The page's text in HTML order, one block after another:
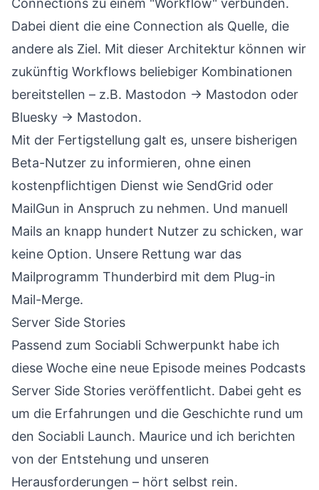
Connections zu einem "Workflow" verbunden.
Dabei dient die eine Connection als Quelle, die
andere als Ziel. Mit dieser Architektur können wir
zukünftig Workflows beliebiger Kombinationen
bereitstellen – z.B. Mastodon → Mastodon oder
Bluesky → Mastodon.
Mit der Fertigstellung galt es, unsere bisherigen
Beta-Nutzer zu informieren, ohne einen
kostenpflichtigen Dienst wie SendGrid oder
MailGun in Anspruch zu nehmen. Und manuell
Mails an knapp hundert Nutzer zu schicken, war
keine Option. Unsere Rettung war das
Mailprogramm Thunderbird mit dem Plug-in
Mail-Merge.
Server Side Stories
Passend zum Sociabli Schwerpunkt habe ich
diese Woche eine neue Episode meines Podcasts
Server Side Stories veröffentlicht. Dabei geht es
um die Erfahrungen und die Geschichte rund um
den Sociabli Launch. Maurice und ich berichten
von der Entstehung und unseren
Herausforderungen – hört selbst rein.